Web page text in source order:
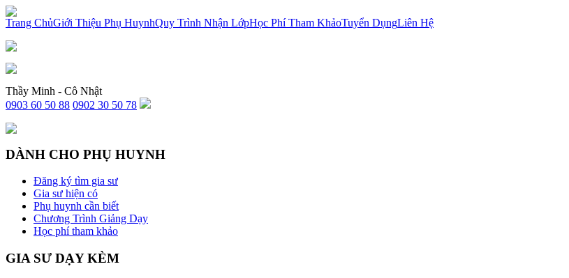
x
Trang ChủGiới Thiệu Phụ HuynhQuy Trình Nhận LớpHọc Phí Tham KhảoTuyển DụngLiên Hệ
Thầy Minh - Cô Nhật
0903 60 50 88 0902 30 50 78
DÀNH CHO PHỤ HUYNH
Đăng ký tìm gia sư
Gia sư hiện có
Phụ huynh cần biết
Chương Trình Giảng Dạy
Học phí tham khảo
GIA SƯ DẠY KÈM